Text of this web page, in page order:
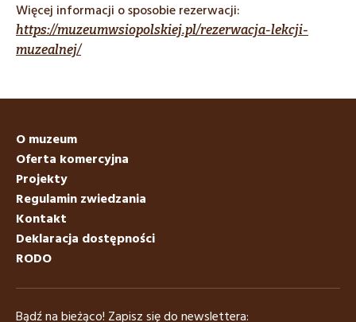
Więcej informacji o sposobie rezerwacji:
https://muzeumwsiopolskiej.pl/rezerwacja-lekcji-
muzealnej/
O muzeum
Oferta komercyjna
Projekty
Regulamin zwiedzania
Kontakt
Deklaracja dostępności
RODO
Bądź na bieżąco! Zapisz się do newslettera: